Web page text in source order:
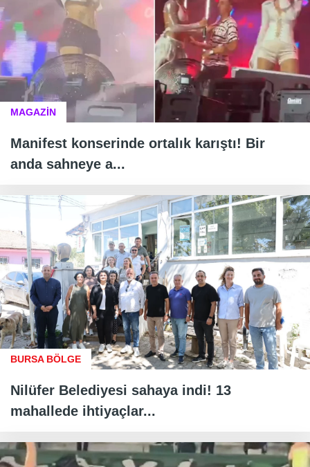
MAGAZİN
Manifest konserinde ortalık karıştı! Bir
anda sahneye a...
BURSA BÖLGE
Nilüfer Belediyesi sahaya indi! 13
mahallede ihtiyaçlar...